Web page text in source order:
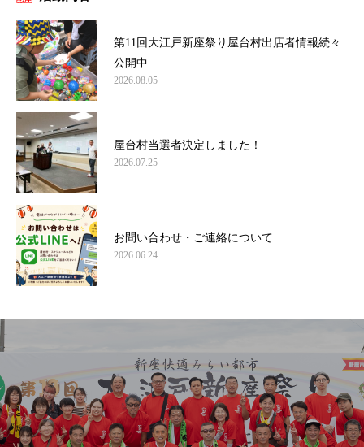
第11回大江戸新座祭り屋台村出店者情報続々
公開中
2026.08.05
屋台村当選者決定しました！
2026.07.25
お問い合わせ・ご連絡について
2026.06.24